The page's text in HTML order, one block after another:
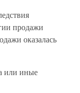
продажи
оказалась
или иные